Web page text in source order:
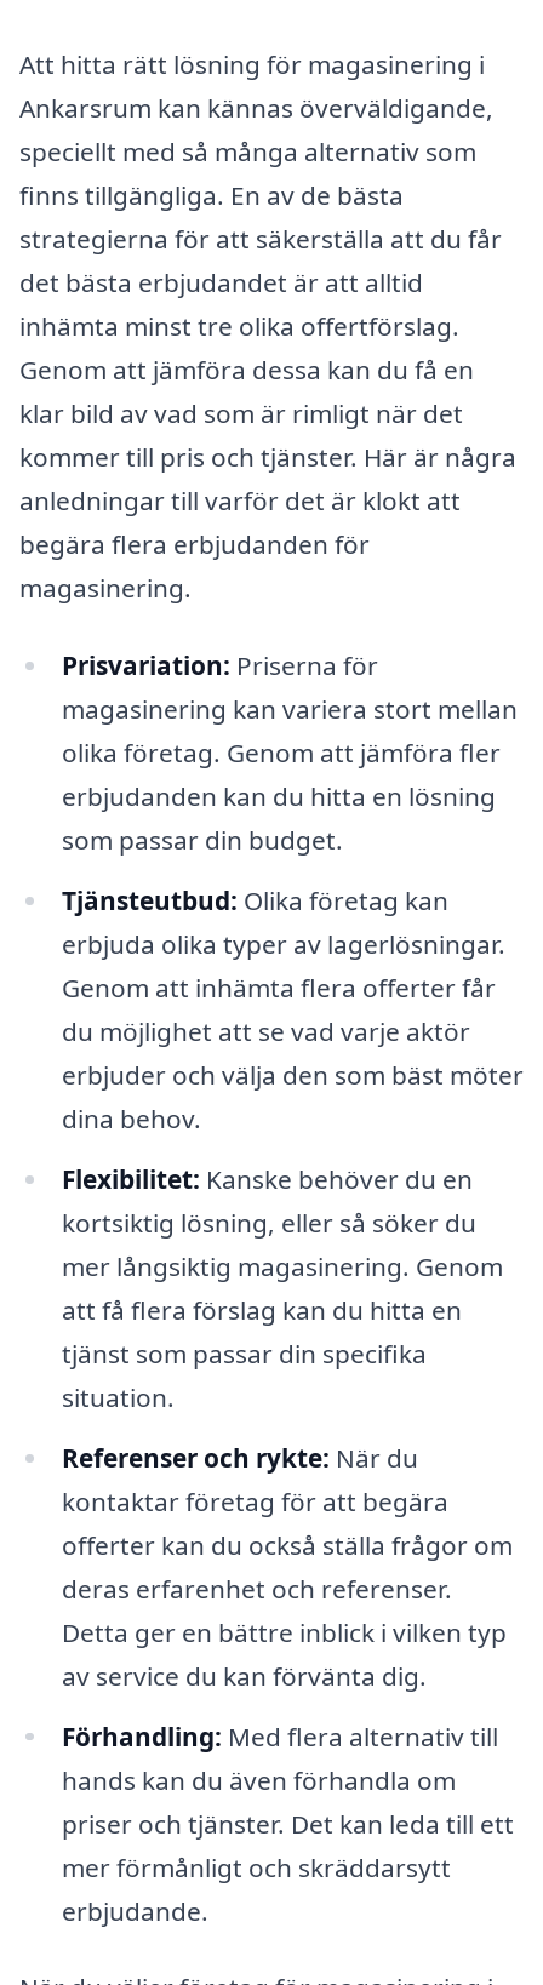
Att hitta rätt lösning för magasinering i
Ankarsrum kan kännas överväldigande,
speciellt med så många alternativ som
finns tillgängliga. En av de bästa
strategierna för att säkerställa att du får
det bästa erbjudandet är att alltid
inhämta minst tre olika offertförslag.
Genom att jämföra dessa kan du få en
klar bild av vad som är rimligt när det
kommer till pris och tjänster. Här är några
anledningar till varför det är klokt att
begära flera erbjudanden för
magasinering.
Prisvariation: Priserna för
magasinering kan variera stort mellan
olika företag. Genom att jämföra fler
erbjudanden kan du hitta en lösning
som passar din budget.
Tjänsteutbud: Olika företag kan
erbjuda olika typer av lagerlösningar.
Genom att inhämta flera offerter får
du möjlighet att se vad varje aktör
erbjuder och välja den som bäst möter
dina behov.
Flexibilitet: Kanske behöver du en
kortsiktig lösning, eller så söker du
mer långsiktig magasinering. Genom
att få flera förslag kan du hitta en
tjänst som passar din specifika
situation.
Referenser och rykte: När du
kontaktar företag för att begära
offerter kan du också ställa frågor om
deras erfarenhet och referenser.
Detta ger en bättre inblick i vilken typ
av service du kan förvänta dig.
Förhandling: Med flera alternativ till
hands kan du även förhandla om
priser och tjänster. Det kan leda till ett
mer förmånligt och skräddarsytt
erbjudande.